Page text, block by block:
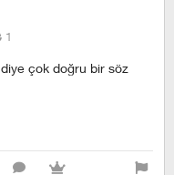
1
diye çok doğru bir söz